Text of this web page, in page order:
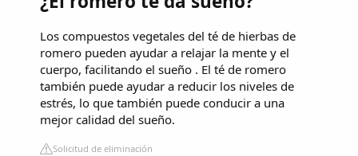
Los compuestos vegetales del té de hierbas de
romero pueden ayudar a relajar la mente y el
cuerpo, facilitando el sueño . El té de romero
también puede ayudar a reducir los niveles de
estrés, lo que también puede conducir a una
mejor calidad del sueño.
Solicitud de eliminación